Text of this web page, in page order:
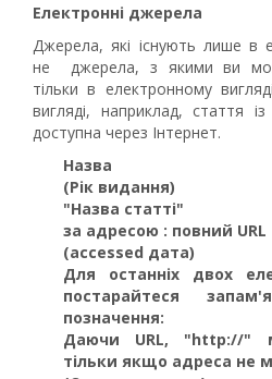
Електронні джерела
Джерела, які існують лише в
не джерела, з якими ви
тільки в електронному
вигляді, наприклад, стаття
доступна через Інтернет.
Назва
(Рік видання)
"Назва статті"
за адресою : повний URL
(accessed дата)
Для останніх двох
постарайтеся
позначення:
Даючи URL, "http://"
тільки якщо адреса не